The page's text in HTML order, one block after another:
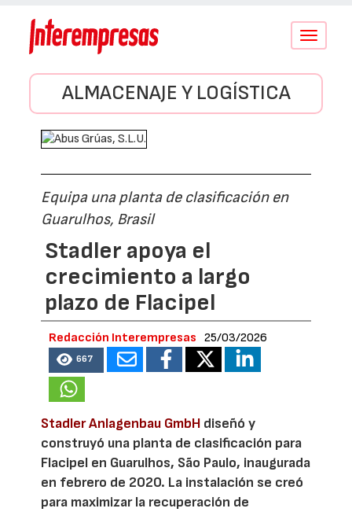
Conmutar
ALMACENAJE Y LOGÍSTICA
Equipa una planta de clasificación en
Guarulhos, Brasil
Stadler apoya el
crecimiento a largo
plazo de Flacipel
Redacción Interempresas 25/03/2026
667
Stadler Anlagenbau GmbH diseñó y
construyó una planta de clasificación para
Flacipel en Guarulhos, São Paulo, inaugurada
en febrero de 2020. La instalación se creó
para maximizar la recuperación de